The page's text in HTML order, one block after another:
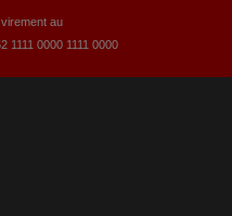
au
1111​ 0000​ 1111​ 0000